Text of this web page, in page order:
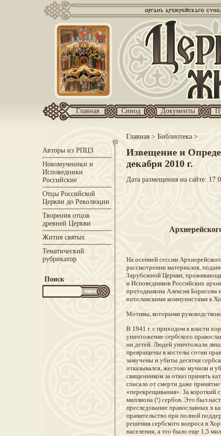
Главная Синод Документы
Главная> Библиотека >
Авторы из РПЦЗ
Новомученики и
Исповедники
Российские
Отцы Российской
Церкви до Революции
Творения отцов
древней Церкви
Жития святых
Тематический
рубрикатор
Поиск
Извещение и
декабря 2010 г.
Дата размещения на сайте:
На осенней сессии
рассмотрении материалов,
Зарубежной Церкви,
и Исповедников Российских
протодиакона Алексия
югославскими коммунистами в
Мотивы, которыми
В 1941 г. с приходом к власти
уничтожение сербского
ни детей. Людей уничтожали
превращены в костелы сотни
замучены и убиты десятки
отказывался, жестоко мучили и
священником за отказ принять
спасало от смерти даже
«перекрещивания». За короткий
миллиона (!) сербов. Это был
преследование православных в
правительство при полной
решения сербского вопроса в
населения, а это было еще 1,5